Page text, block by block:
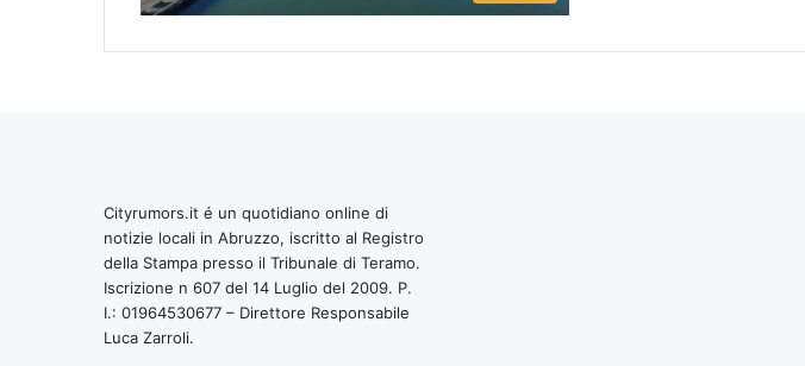
Cityrumors.it é un quotidiano online di
notizie locali in Abruzzo, iscritto al Registro
della Stampa presso il Tribunale di Teramo.
Iscrizione n 607 del 14 Luglio del 2009. P.
I.: 01964530677 – Direttore Responsabile
Luca Zarroli.